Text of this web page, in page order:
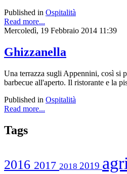
Published in Ospitalità
Read more...
Mercoledì, 19 Febbraio 2014 11:39
Ghizzanella
Una terrazza sugli Appennini, così si
barbecue all'aperto. Il ristorante e la
Published in Ospitalità
Read more...
Tags
2016 2017 2018 2019